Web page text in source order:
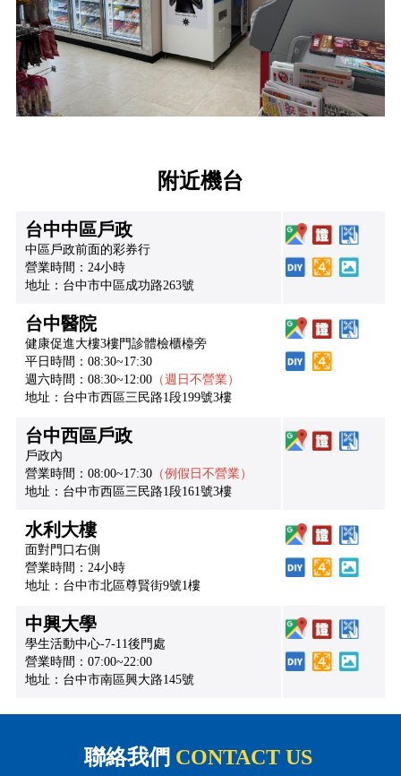
附近機台
台中中區戶政
中區戶政前面的彩券行
營業時間：24小時
地址：台中市中區成功路263號
台中醫院
健康促進大樓3樓門診體檢櫃檯旁
平日時間：08:30~17:30
週六時間：08:30~12:00 （週日不營業）
地址：台中市西區三民路1段199號3樓
台中西區戶政
戶政內
營業時間：08:00~17:30 （例假日不營業）
地址：台中市西區三民路1段161號3樓
水利大樓
面對門口右側
營業時間：24小時
地址：台中市北區尊賢街9號1樓
中興大學
學生活動中心-7-11後門處
營業時間：07:00~22:00
地址：台中市南區興大路145號
聯絡我們 CONTACT US